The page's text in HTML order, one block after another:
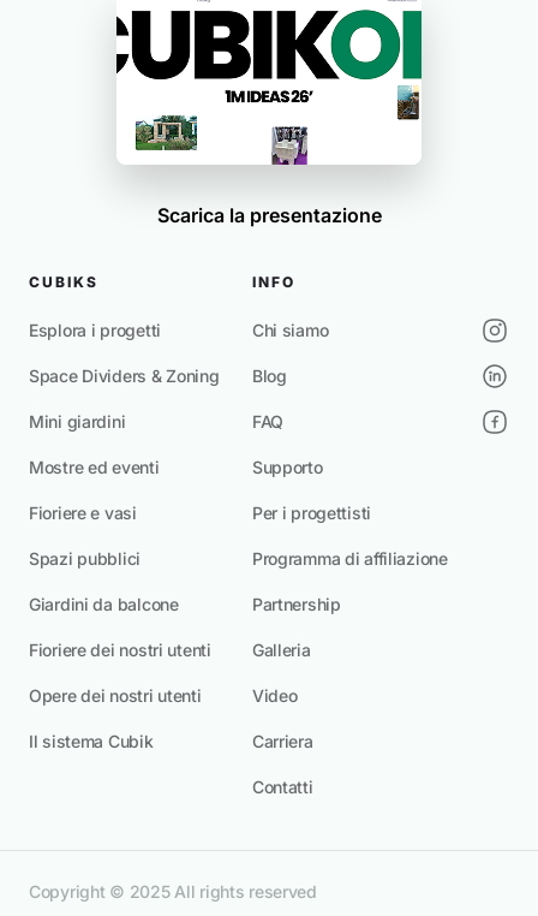
Scarica la presentazione
CUBIKS
Esplora i progetti
Space Dividers & Zoning
Mini giardini
Mostre ed eventi
Fioriere e vasi
Spazi pubblici
Giardini da balcone
Fioriere dei nostri utenti
Opere dei nostri utenti
Il sistema Cubik
INFO
Chi siamo
Blog
FAQ
Supporto
Per i progettisti
Programma di affiliazione
Partnership
Galleria
Video
Carriera
Contatti
Copyright © 2025 All rights reserved